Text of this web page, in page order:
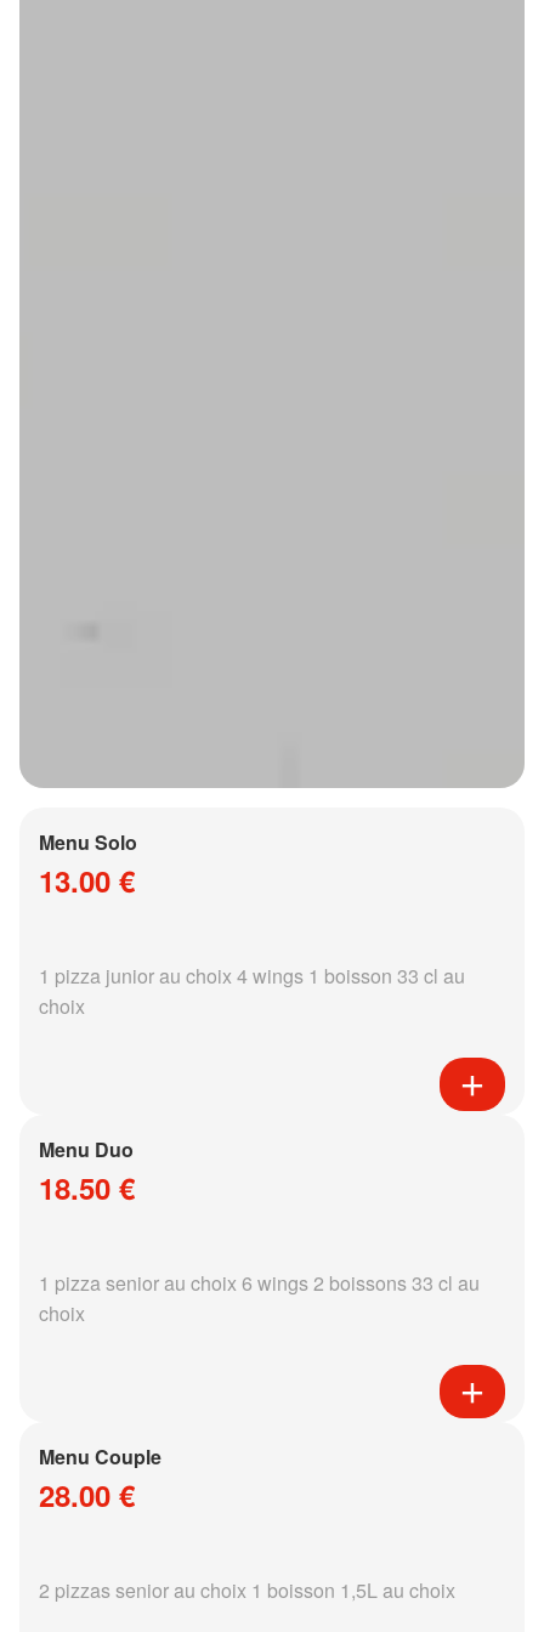
Menu Solo
13.00 €
1 pizza junior au choix 4 wings 1 boisson 33 cl au
choix
Menu Duo
18.50 €
1 pizza senior au choix 6 wings 2 boissons 33 cl au
choix
Menu Couple
28.00 €
2 pizzas senior au choix 1 boisson 1,5L au choix